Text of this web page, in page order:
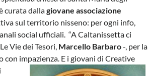
curata dallagiovane associazione
sul territorio nisseno: per ogni info,
social ufficiali. “A Caltanissetta ci
Vie dei Tesori, Marcello Barbaro-, per la
impazienza. E i giovani di Creative